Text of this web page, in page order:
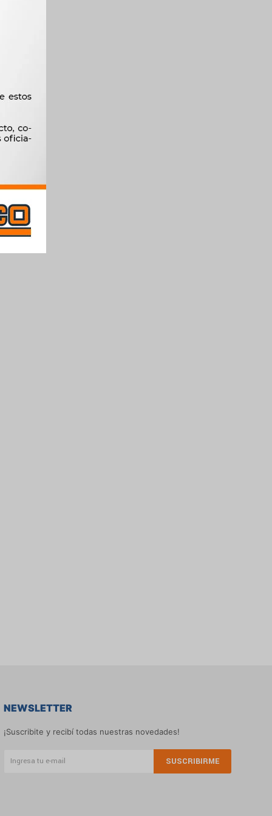
NEWSLETTER
¡Suscribite y recibí todas nuestras novedades!
SUSCRIBIRME